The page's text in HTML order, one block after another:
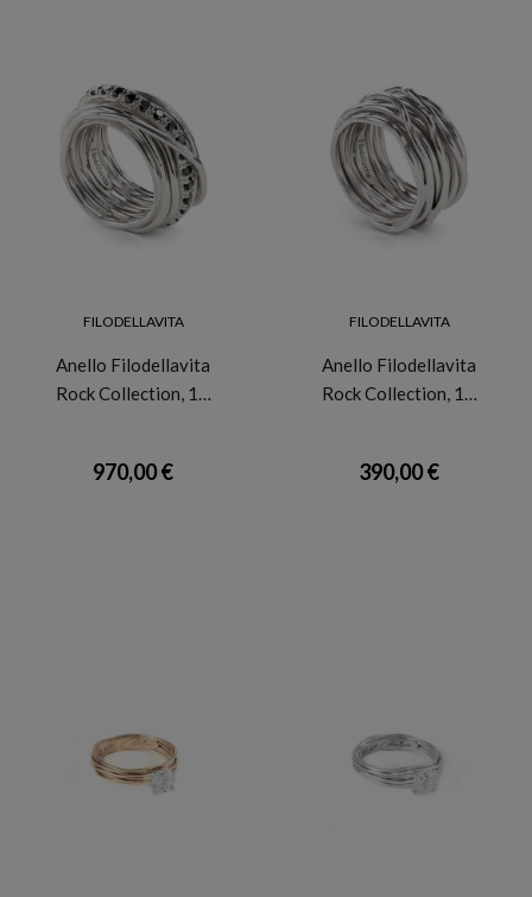
FILODELLAVITA
Anello Filodellavita
Rock Collection, 1…
970,00 €
FILODELLAVITA
Anello Filodellavita
Rock Collection, 1…
390,00 €